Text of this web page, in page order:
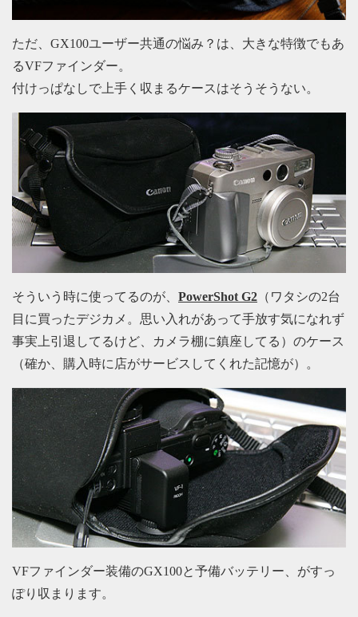
ただ、GX100ユーザー共通の悩み？は、大きな特徴でもあ
るVFファインダー。
付けっぱなしで上手く収まるケースはそうそうない。
そういう時に使ってるのが、 PowerShot G2 （ワタシの2台
目に買ったデジカメ。思い入れがあって手放す気になれず
事実上引退してるけど、カメラ棚に鎮座してる）のケース
（確か、購入時に店がサービスしてくれた記憶が）。
VFファインダー装備のGX100と予備バッテリー、がすっ
ぽり収まります。